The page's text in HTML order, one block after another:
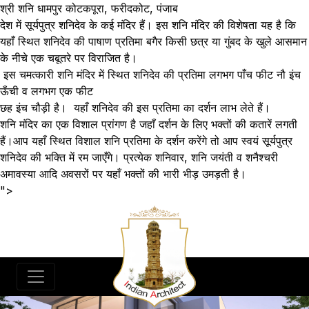
श्री शनि धामपुर कोटकपूरा, फरीदकोट, पंजाब
देश में सूर्यपुत्र शनिदेव के कई मंदिर हैं। इस शनि मंदिर की विशेषता यह है कि
यहाँ स्थित शनिदेव की पाषाण प्रतिमा बगैर किसी छत्र या गुंबद के खुले आसमान
के नीचे एक चबूतरे पर विराजित है।
इस चमत्कारी शनि मंदिर में स्थित शनिदेव की प्रतिमा लगभग पाँच फीट नौ इंच
ऊँची व लगभग एक फीट
छह इंच चौड़ी है। यहाँ शनिदेव की इस प्रतिमा का दर्शन लाभ लेते हैं।
शनि मंदिर का एक विशाल प्रांगण है जहाँ दर्शन के लिए भक्तों की कतारें लगती
हैं।आप यहाँ स्थित विशाल शनि प्रतिमा के दर्शन करेंगे तो आप स्वयं सूर्यपुत्र
शनिदेव की भक्ति में रम जाएँगे। प्रत्येक शनिवार, शनि जयंती व शनैश्चरी
अमावस्या आदि अवसरों पर यहाँ भक्तों की भारी भीड़ उमड़ती है।
">